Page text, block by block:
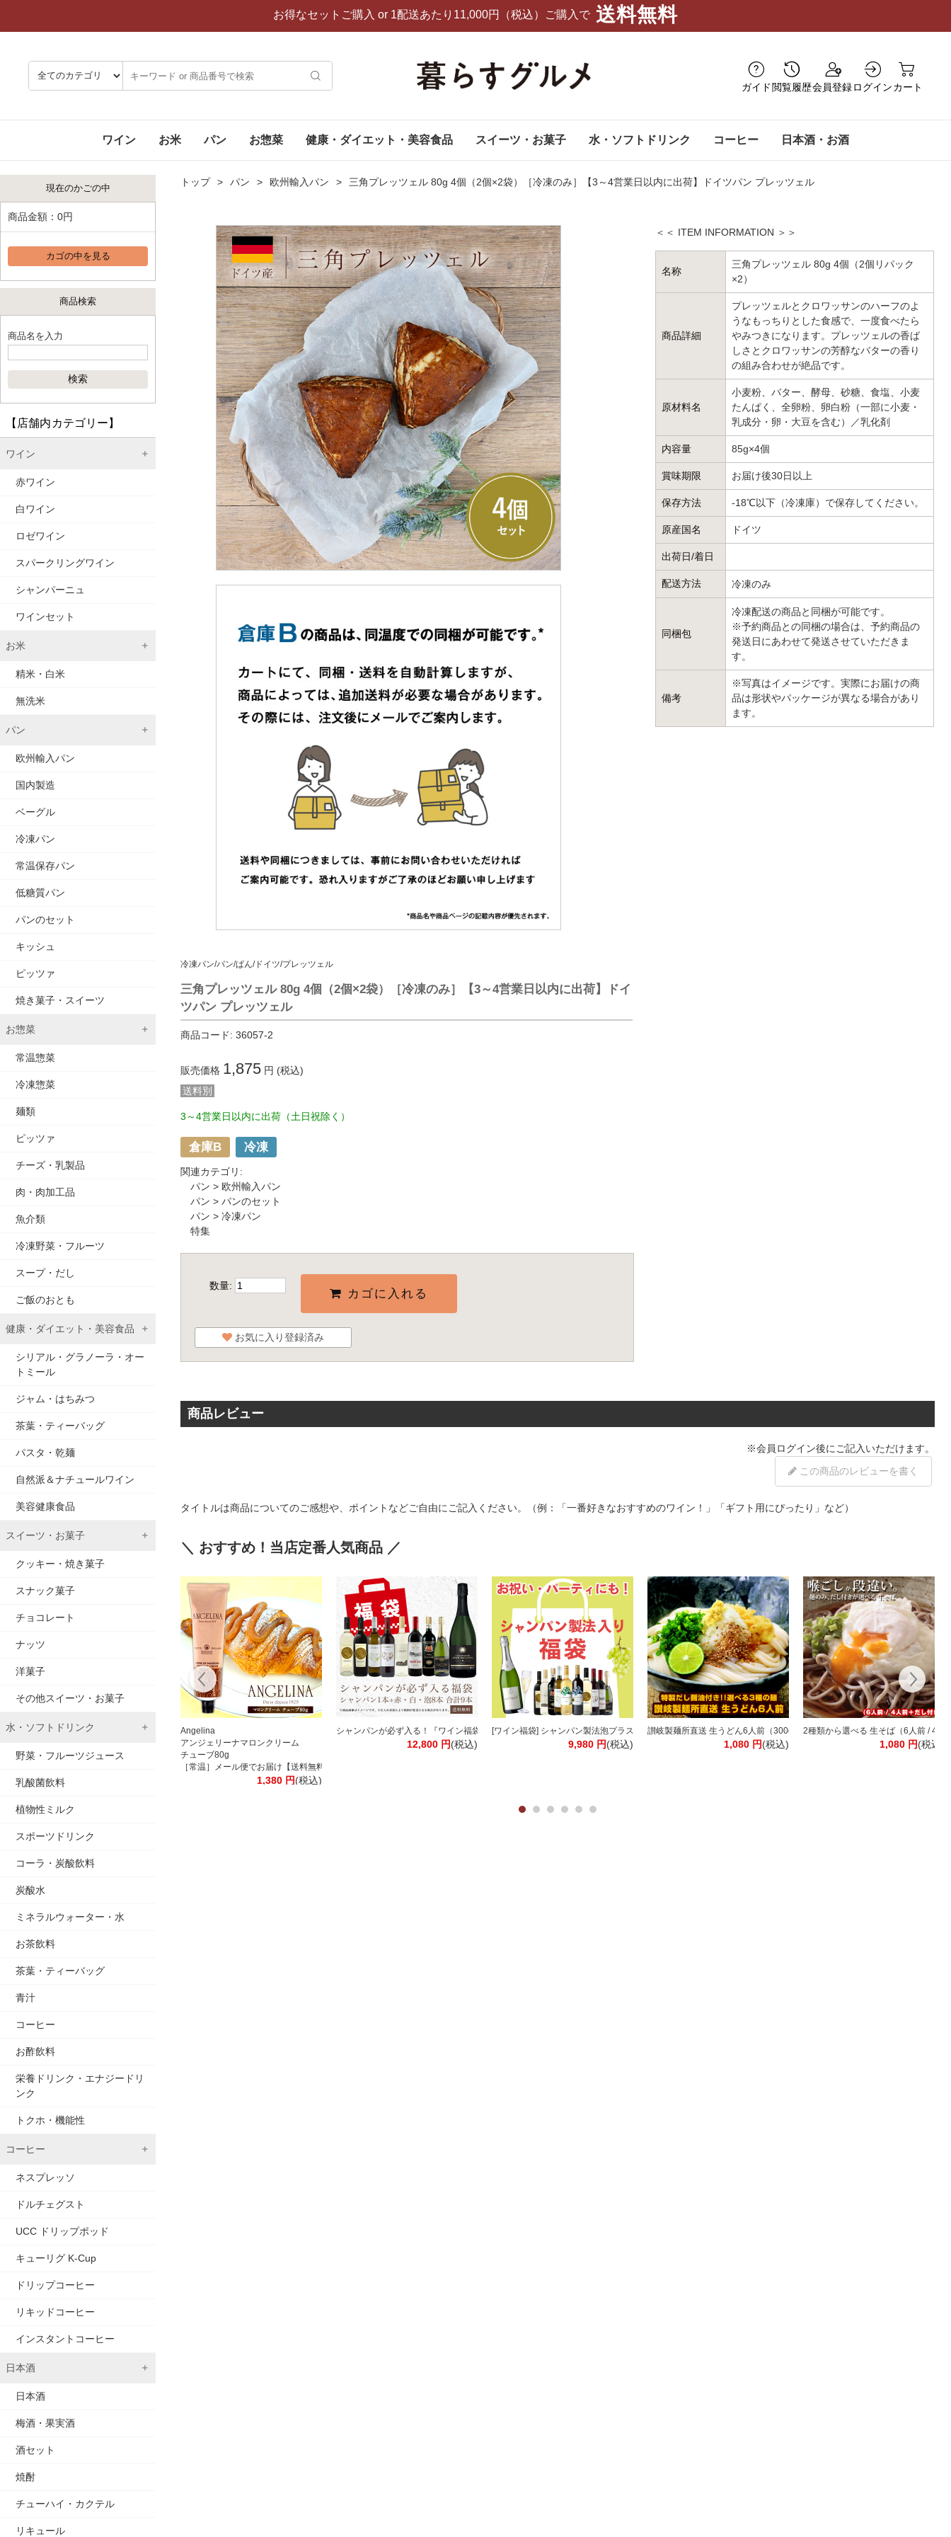
お得なセットご購入 or 1配送あたり11,000円（税込）ご購入で 送料無料
ガイド 閲覧履歴会員登録ログインカート
ワイン お米 パン お惣菜 健康・ダイエット・美容食品 スイーツ・お菓子 水・ソフトドリンク コーヒー 日本酒・お酒
現在のかごの中
商品金額： 0円
カゴの中を見る
商品検索
商品名を入力
【店舗内カテゴリー】
ワイン
赤ワイン
白ワイン
ロゼワイン
スパークリングワイン
シャンパーニュ
ワインセット
お米
精米・白米
無洗米
パン
欧州輸入パン
国内製造
ベーグル
冷凍パン
常温保存パン
低糖質パン
パンのセット
キッシュ
ピッツァ
焼き菓子・スイーツ
お惣菜
常温惣菜
冷凍惣菜
麺類
ピッツァ
チーズ・乳製品
肉・肉加工品
魚介類
冷凍野菜・フルーツ
スープ・だし
ご飯のおとも
健康・ダイエット・美容食品
シリアル・グラノーラ・オー
トミール
ジャム・はちみつ
茶葉・ティーバッグ
パスタ・乾麺
自然派＆ナチュールワイン
美容健康食品
スイーツ・お菓子
クッキー・焼き菓子
スナック菓子
チョコレート
ナッツ
洋菓子
その他スイーツ・お菓子
水・ソフトドリンク
野菜・フルーツジュース
乳酸菌飲料
植物性ミルク
スポーツドリンク
コーラ・炭酸飲料
炭酸水
ミネラルウォーター・水
お茶飲料
茶葉・ティーバッグ
青汁
コーヒー
お酢飲料
栄養ドリンク・エナジードリ
ンク
トクホ・機能性
コーヒー
ネスプレッソ
ドルチェグスト
UCC ドリップポッド
キューリグ K-Cup
ドリップコーヒー
リキッドコーヒー
インスタントコーヒー
日本酒
日本酒
梅酒・果実酒
酒セット
焼酎
チューハイ・カクテル
リキュール
トップ パン 欧州輸入パン 三角プレッツェル 80g 4個（2個×2袋）［冷凍のみ］【3～4営業日以内に出荷】ドイツパン プレッツェル
冷凍パン/パン/ぱん/ドイツ/プレッツェル
三角プレッツェル 80g 4個（2個×2袋）［冷凍のみ］【3～4営業日以内に出荷】ドイ
ツパン プレッツェル
商品コード: 36057-2
販売価格 1,875 円 (税込)
送料別
3～4営業日以内に出荷（土日祝除く）
倉庫B 冷凍
関連カテゴリ:
パン > 欧州輸入パン
パン > パンのセット
パン > 冷凍パン
特集
数量:
カゴに入れる
お気に入り登録済み
＜＜ ITEM INFORMATION ＞＞
名称
三角プレッツェル 80g 4個（2個リパック
×2）
商品詳細
プレッツェルとクロワッサンのハーフのよ
うなもっちりとした食感で、一度食べたら
やみつきになります。プレッツェルの香ば
しさとクロワッサンの芳醇なバターの香り
の組み合わせが絶品です。
原材料名
小麦粉、バター、酵母、砂糖、食塩、小麦
たんぱく、全卵粉、卵白粉（一部に小麦・
乳成分・卵・大豆を含む）／乳化剤
内容量 85g×4個
賞味期限 お届け後30日以上
保存方法 -18℃以下（冷凍庫）で保存してください。
原産国名 ドイツ
出荷日/着日
配送方法 冷凍のみ
同梱包
冷凍配送の商品と同梱が可能です。
※予約商品との同梱の場合は、予約商品の
発送日にあわせて発送させていただきま
す。
備考
※写真はイメージです。実際にお届けの商
品は形状やパッケージが異なる場合があり
ます。
商品レビュー
※会員ログイン後にご記入いただけます。
この商品のレビューを書く
タイトルは商品についてのご感想や、ポイントなどご自由にご記入ください。（例：「一番好きなおすすめのワイン！」「ギフト用にぴったり」など）
＼ おすすめ！当店定番人気商品 ／
加送料がかかります］
ック［北海道・沖縄・離島は追加送料がかかります］
クコーヒー 1000ml紙パック 合計12本[6本×2箱] 【3～4営業日以内に出荷】【送料無料※北海道追加料金※沖縄離島不可】伊藤園
[送料無料] 丸福珈琲店
無糖 1000ml紙パック×6本
【4～5営業日以内に出荷】 1L 1l コーヒー アイスコーヒー 紙パック ブラック 無糖 リキッドコーヒー［北海道・沖縄・離島は追加送料がかかります］
Angelina
アンジェリーナマロンクリーム
チューブ80g
［常温］メール便でお届け【送料無料】【3～4営業日以内に出荷】
1,380 円(税込)
シャンパンが必ず入る！『ワイン福袋』欧州産ワイン9本入り 赤 白 泡 スパークリング ワイン 【常温】[WT511]【3～4営業日以内に出荷】[W] ワイン福袋 飲み比
12,800 円(税込)
[ワイン福袋] シャンパン製法泡プラス1本！ソムリエ厳選 赤白泡 MIX 合計11本 [常温]【3～4営業日以内に出荷】[W]
9,980 円(税込)
讃岐製麺所直送 生うどん6人前（300g×2P）［だし付き］選べる3種（通常麺
1,080 円(税込)
2種類から選べる 生そば（6人前 / 4人
1,080 円(税込)